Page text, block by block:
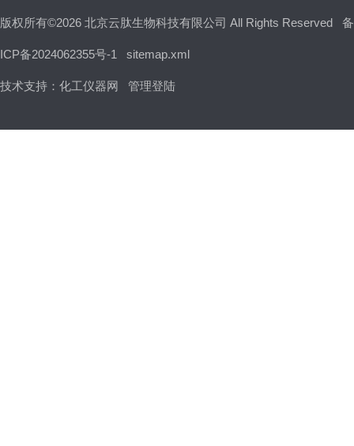
版权所有©2026 北京云肽生物科技有限公司 All Rights Reserved
ICP备2024062355号-1 sitemap.xml
技术支持： 化工仪器网 管理登陆